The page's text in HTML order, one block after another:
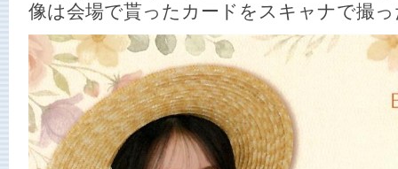
像は会場で貰ったカードをスキャナで撮